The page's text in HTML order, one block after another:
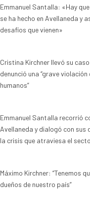
Emmanuel Santalla: «Hay
se ha hecho en Avellaneda y
desafíos que vienen»
Cristina Kirchner llevó su
denunció una “grave violación
humanos”
Emmanuel Santalla recorrió
Avellaneda y dialogó con sus
la crisis que atraviesa el
Máximo Kirchner: “Tenemos
dueños de nuestro país”